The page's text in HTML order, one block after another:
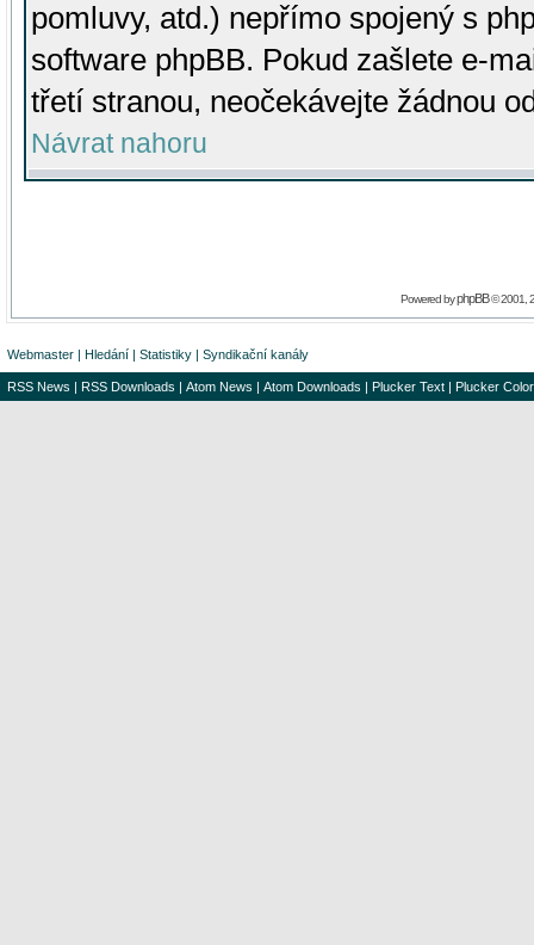
pomluvy, atd.) nepřímo spojený s
software phpBB. Pokud zašlete e-
třetí stranou, neočekávejte žádnou
Návrat nahoru
Powered byphpBB© 2001,
Webmaster | Hledání | Statistiky | Syndikační kanály
RSS News | RSS Downloads | Atom News | Atom Downloads | Plucker Text | Plucker Color